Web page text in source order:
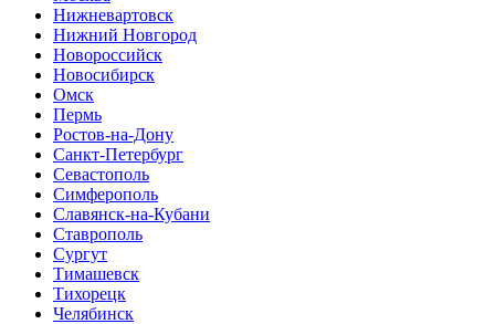
Нижневартовск
Нижний Новгород
Новороссийск
Новосибирск
Омск
Пермь
Ростов-на-Дону
Санкт-Петербург
Севастополь
Симферополь
Славянск-на-Кубани
Ставрополь
Сургут
Тимашевск
Тихорецк
Челябинск